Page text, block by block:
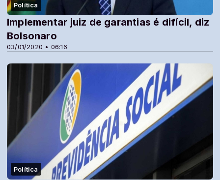
Política
03/01/2020 • 06:16
Implementar juiz de garantias é difícil, diz
Bolsonaro
Política